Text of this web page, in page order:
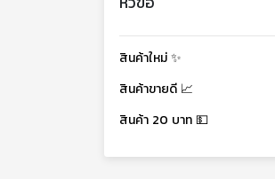
สินค้าใหม่ ✨
สินค้าขายดี 📈
สินค้า 20 บาท 💵